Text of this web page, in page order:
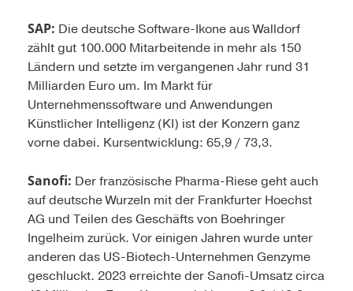
SAP: Die deutsche Software-Ikone aus Walldorf
zählt gut 100.000 Mitarbeitende in mehr als 150
Ländern und setzte im vergangenen Jahr rund 31
Milliarden Euro um. Im Markt für
Unternehmenssoftware und Anwendungen
Künstlicher Intelligenz (KI) ist der Konzern ganz
vorne dabei. Kursentwicklung: 65,9 / 73,3.
Sanofi: Der französische Pharma-Riese geht auch
auf deutsche Wurzeln mit der Frankfurter Hoechst
AG und Teilen des Geschäfts von Boehringer
Ingelheim zurück. Vor einigen Jahren wurde unter
anderen das US-Biotech-Unternehmen Genzyme
geschluckt. 2023 erreichte der Sanofi-Umsatz circa